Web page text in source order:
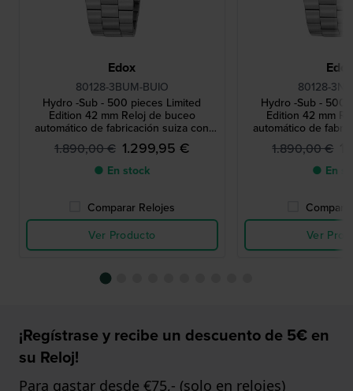
Edox
80128-3BUM-BUIO
Hydro -Sub - 500 pieces Limited
Edition 42 mm Reloj de buceo
automático de fabricación suiza con
certificación COSC
1.890,00 € 1.299,95 €
● En stock
Comparar Relojes
Ver Producto
Edox
80128-
Hydro -Sub - 500
Edition 42 mm
automático de
1.890,00 €
● En
Ver
¡Regístrase y recibe un descuento de 5€ en
su Reloj!
Para gastar desde €75,- (solo en relojes)